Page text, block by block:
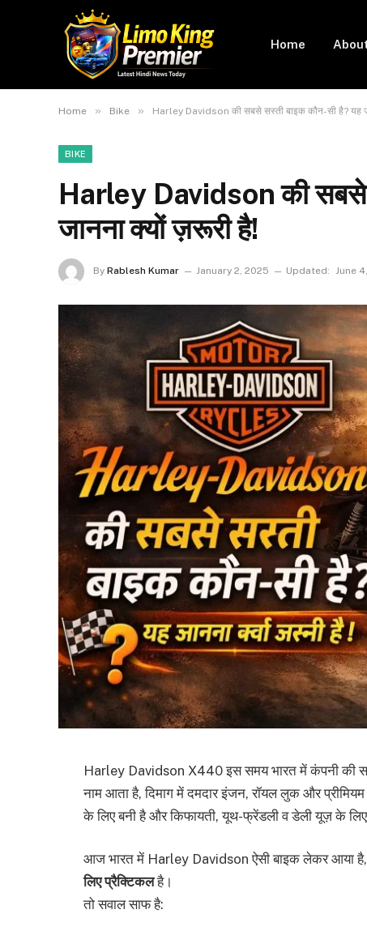
Home
Home » Bike » Harley Davidson की सबसे सस्ती बाइक कौन-सी है? यह
BIKE
Harley Davidson की सबसे
जानना क्यों ज़रूरी है!
By Rablesh Kumar January 2, 2025 Updated: June
Harley Davidson X440 इस समय भारत में कंपनी की
नाम आता है, दिमाग में दमदार इंजन, रॉयल लुक और
के लिए बनी है और किफायती, यूथ-फ्रेंडली व डेली यूज़ के
आज भारत में Harley Davidson ऐसी बाइक लेकर आया
लिए प्रैक्टिकलहै।
तो सवाल साफ है: